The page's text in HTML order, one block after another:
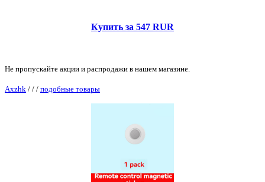
Купить за 547 RUR
Не пропускайте акции и распродажи в нашем магазине.
Axzhk / / / подобные товары